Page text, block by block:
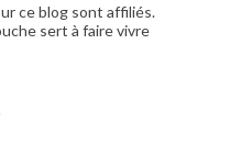
ce blog sont affiliés.
sert à faire vivre